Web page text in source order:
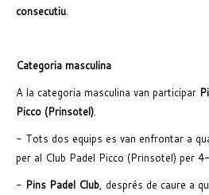
consecutiu
Categoria masculina
A la categoria masculina van participar
Picco (Prinsotel)
- Tots dos equips es van enfrontar a
per al Club Padel Picco (Prinsotel) per 4-
- Pins Padel Club , després de caure a